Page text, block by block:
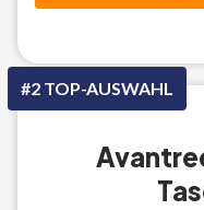
#2 TOP-AUSWAHL